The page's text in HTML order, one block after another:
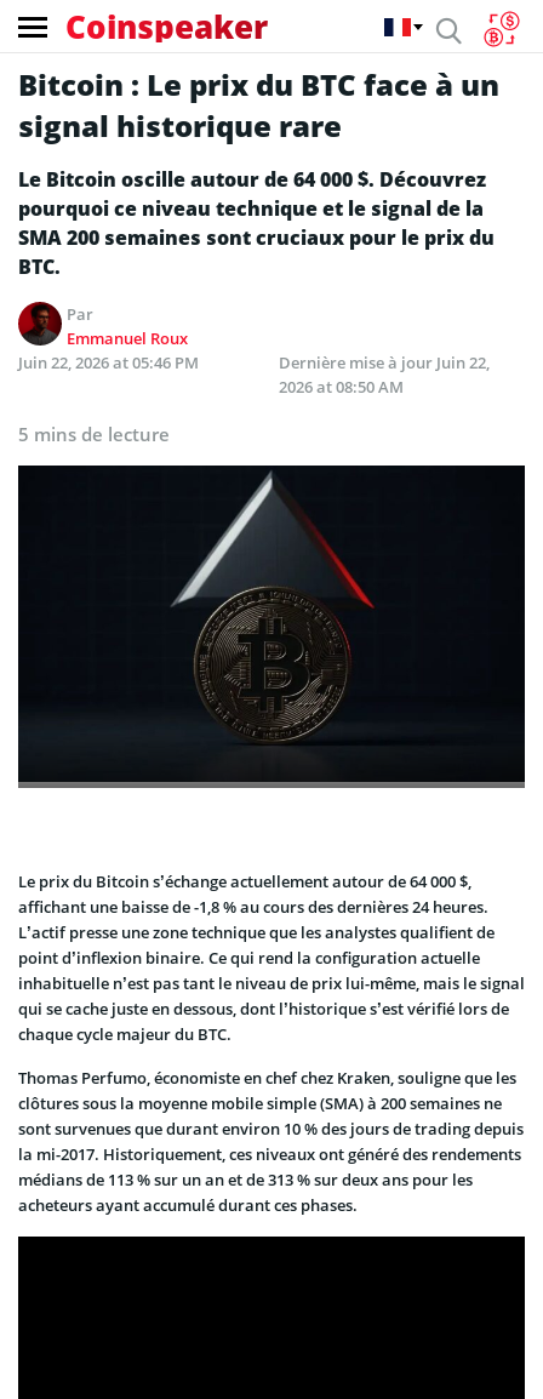
Coinspeaker
Bitcoin : Le prix du BTC face à un
signal historique rare
Le Bitcoin oscille autour de 64 000 $. Découvrez
pourquoi ce niveau technique et le signal de la
SMA 200 semaines sont cruciaux pour le prix du
BTC.
Par
Emmanuel Roux
Juin 22, 2026 at 05:46 PM
Dernière mise à jour Juin 22,
2026 at 08:50 AM
5 mins de lecture
Le prix du Bitcoin s’échange actuellement autour de 64 000 $,
affichant une baisse de -1,8 % au cours des dernières 24 heures.
L’actif presse une zone technique que les analystes qualifient de
point d’inflexion binaire. Ce qui rend la configuration actuelle
inhabituelle n’est pas tant le niveau de prix lui-même, mais le signal
qui se cache juste en dessous, dont l’historique s’est vérifié lors de
chaque cycle majeur du BTC.
Thomas Perfumo, économiste en chef chez Kraken, souligne que les
clôtures sous la moyenne mobile simple (SMA) à 200 semaines ne
sont survenues que durant environ 10 % des jours de trading depuis
la mi-2017. Historiquement, ces niveaux ont généré des rendements
médians de 113 % sur un an et de 313 % sur deux ans pour les
acheteurs ayant accumulé durant ces phases.